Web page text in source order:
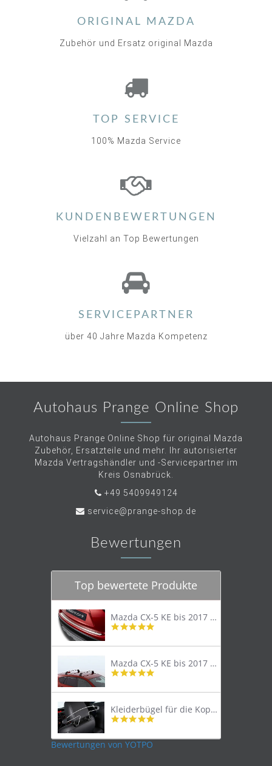
ORIGINAL MAZDA
Zubehör und Ersatz original Mazda
TOP SERVICE
100% Mazda Service
KUNDENBEWERTUNGEN
Vielzahl an Top Bewertungen
SERVICEPARTNER
über 40 Jahre Mazda Kompetenz
Autohaus Prange Online Shop
Autohaus Prange Online Shop für original Mazda
Zubehör, Ersatzteile und mehr. Ihr autorisierter
Mazda Vertragshändler und -Servicepartner im
Kreis Osnabrück.
+49 5409949124
service@prange-shop.de
Bewertungen
Top bewertete Produkte
Mazda CX-5 KE bis 2017 Trittschutzleiste Edelstahl original
4.8
rating
Mazda CX-5 KE bis 2017 Lastenträger Dachträger
4.9
rating
Kleiderbügel für die Kopfstütze
4.9
rating
Bewertungen von YOTPO